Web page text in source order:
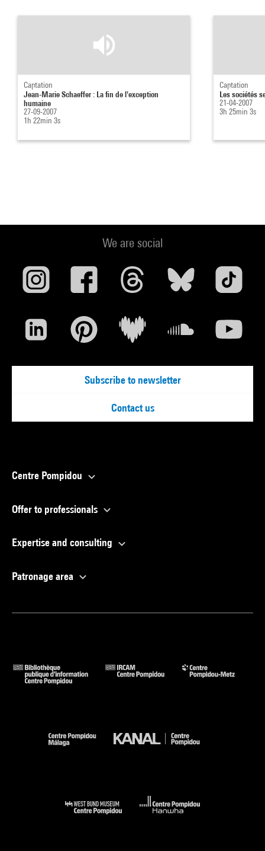
Captation
Jean-Marie Schaeffer : La fin de l'exception
humaine
27-09-2007
1h 22min 3s
Captation
Les sociétés
21-04-2007
3h 25min 3s
We are social
Subscribe to newsletter
Contact us
Centre Pompidou
Offer to professionals
Expertise and consulting
Patronage area